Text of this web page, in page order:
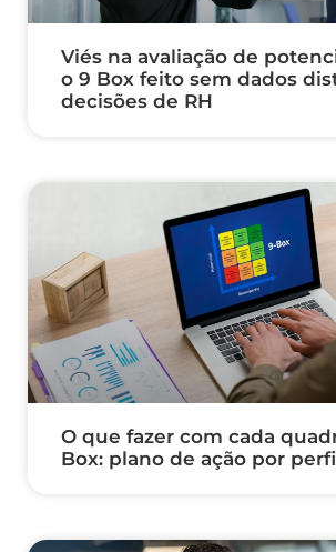
Viés na avaliação de
o 9 Box feito sem dados
decisões de RH
O que fazer com cada
Box: plano de ação por